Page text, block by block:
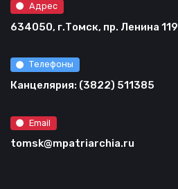
Адрес
634050, г.Томск, пр. Ленина 119
Телефоны
Канцелярия: (3822) 511385
Email
tomsk@mpatriarchia.ru